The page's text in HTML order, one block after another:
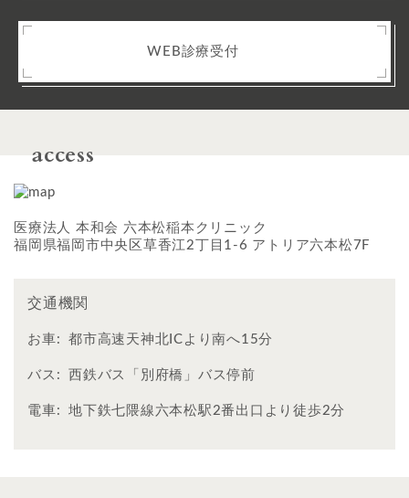
WEB診療受付
access
医療法人 本和会 六本松稲本クリニック
福岡県福岡市中央区草香江2丁目1-6 アトリア六本松7F
交通機関
お車: 都市高速天神北ICより南へ15分
バス: 西鉄バス「別府橋」バス停前
電車: 地下鉄七隈線六本松駅2番出口より徒歩2分